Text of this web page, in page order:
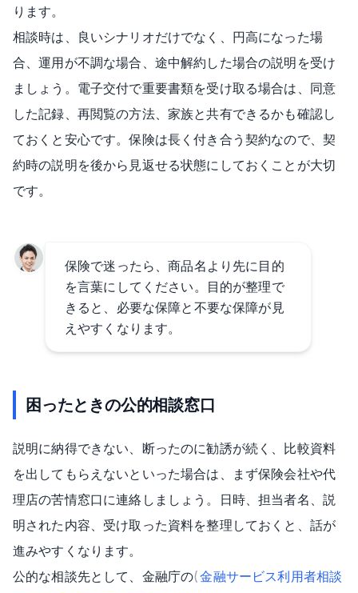
ります。
相談時は、良いシナリオだけでなく、円高になった場
合、運用が不調な場合、途中解約した場合の説明を受け
ましょう。電子交付で重要書類を受け取る場合は、同意
した記録、再閲覧の方法、家族と共有できるかも確認し
ておくと安心です。保険は長く付き合う契約なので、契
約時の説明を後から見返せる状態にしておくことが大切
です。
保険で迷ったら、商品名より先に目的
を言葉にしてください。目的が整理で
きると、必要な保障と不要な保障が見
えやすくなります。
困ったときの公的相談窓口
説明に納得できない、断ったのに勧誘が続く、比較資料
を出してもらえないといった場合は、まず保険会社や代
理店の苦情窓口に連絡しましょう。日時、担当者名、説
明された内容、受け取った資料を整理しておくと、話が
進みやすくなります。
公的な相談先として、金融庁の(金融サービス利用者相談